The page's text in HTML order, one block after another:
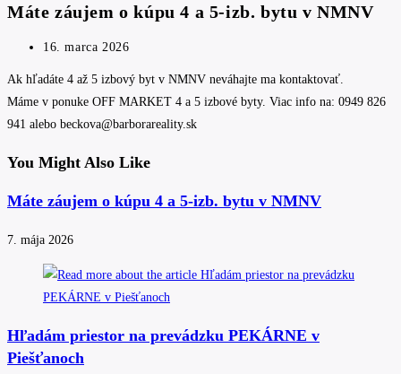
website
Máte záujem o kúpu 4 a 5-izb. bytu v NMNV
Post
16. marca 2026
Ak hľadáte 4 až 5 izbový byt v NMNV neváhajte ma kontaktovať.
Máme v ponuke OFF MARKET 4 a 5 izbové byty. Viac info na: 0949 826
941 alebo beckova@barborareality.sk
You Might Also Like
Máte záujem o kúpu 4 a 5-izb. bytu v NMNV
7. mája 2026
Hľadám priestor na prevádzku PEKÁRNE v
Piešťanoch